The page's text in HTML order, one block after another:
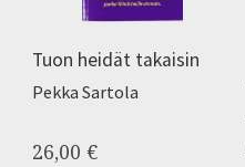
Tuon heidät takaisin
Pekka Sartola
26,00 €